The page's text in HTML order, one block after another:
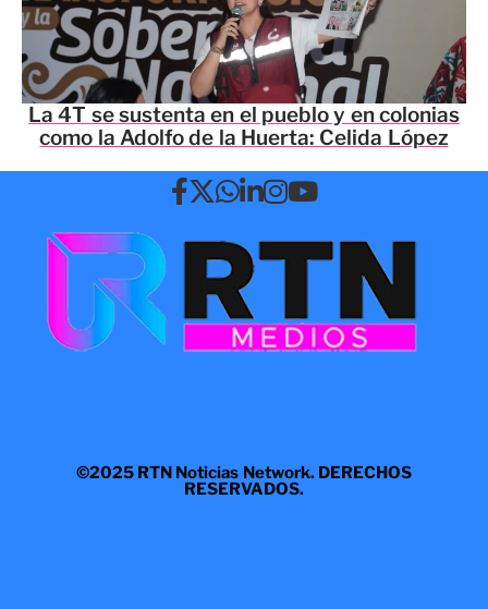
La 4T se sustenta en el pueblo y en colonias
como la Adolfo de la Huerta: Celida López
©2025 RTN Noticias Network. DERECHOS
RESERVADOS.